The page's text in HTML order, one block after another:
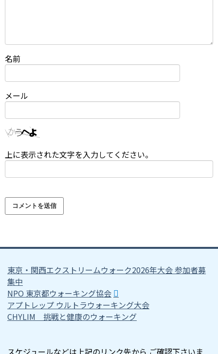
名前
メール
上に表示された文字を入力してください。
東京・関西エクストリームウォーク2026年大会 参加者募
集中
NPO 東京都ウォーキング協会
アプトレップ ウルトラウォーキング大会
CHYLIM 挑戦と健康のウォーキング
スケジュールなどは上記のリンク先から ご確認下さいま